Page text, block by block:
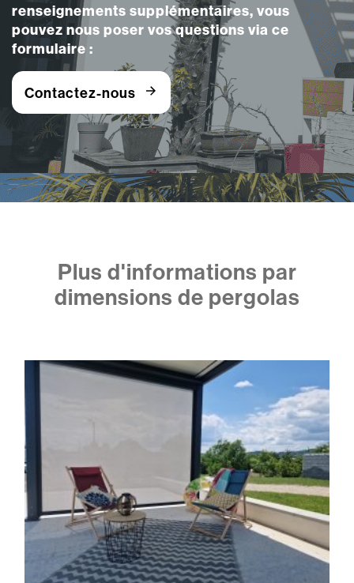
renseignements supplémentaires, vous
pouvez nous poser vos questions via ce
formulaire :
Contactez-nous
Plus d'informations par
dimensions de pergolas